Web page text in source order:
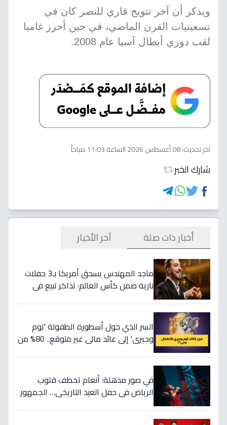
ويذكر أن آخر تتويج قاري للنصر كان في
تسعينيات القرن الماضي، في حين أحرز غامبا
لقب دوري أبطال آسيا عام 2008.
اخر تحديث:08 أغسطس 2026 الساعة 11:03 صباحاً
شارك الخبر
أخبار ذات صلة آخر الأخبار
ماجد المهندس يسحق أمريكا بـ3 حفلات
نارية ضمن كأس العالم: تذاكر تبيع في
السر الذي حول أسطورة الطفولة 'توم
وجيري' إلى عائد مالي غير متوقع.. 80% من
في صور مذهلة: أنغام تخطف قلوب
الرياض في حفل العيد التاريخي… الجمهور